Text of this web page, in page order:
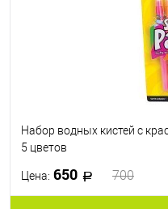
Набор водных кистей с
5 цветов
Цена: 650 700